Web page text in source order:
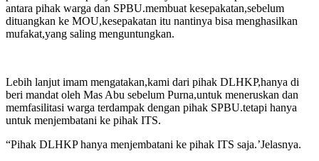
antara pihak warga dan SPBU.membuat kesepakatan,sebelum
dituangkan ke MOU,kesepakatan itu nantinya bisa menghasilkan
mufakat,yang saling menguntungkan.
Lebih lanjut imam mengatakan,kami dari pihak DLHKP,hanya di
beri mandat oleh Mas Abu sebelum Purna,untuk meneruskan dan
memfasilitasi warga terdampak dengan pihak SPBU.tetapi hanya
untuk menjembatani ke pihak ITS.
“Pihak DLHKP hanya menjembatani ke pihak ITS saja.’Jelasnya.